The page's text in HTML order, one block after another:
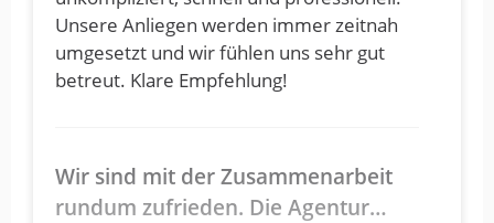
Unsere Anliegen werden immer zeitnah
umgesetzt und wir fühlen uns sehr gut
betreut. Klare Empfehlung!
Wir sind mit der Zusammenarbeit
rundum zufrieden. Die Agentur…